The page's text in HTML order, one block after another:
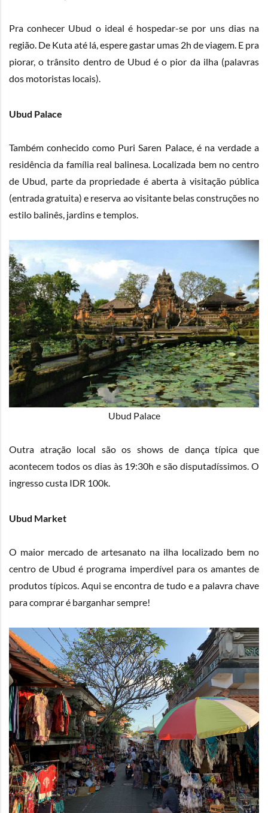
Pra conhecer Ubud o ideal é hospedar-se por uns dias na
região. De Kuta até lá, espere gastar umas 2h de viagem. E pra
piorar, o trânsito dentro de Ubud é o pior da ilha (palavras
dos motoristas locais).
Ubud Palace
Também conhecido como Puri Saren Palace, é na verdade a
residência da família real balinesa. Localizada bem no centro
de Ubud, parte da propriedade é aberta à visitação pública
(entrada gratuita) e reserva ao visitante belas construções no
estilo balinês, jardins e templos.
Ubud Palace
Outra atração local são os shows de dança típica que
acontecem todos os dias às 19:30h e são disputadíssimos. O
ingresso custa IDR 100k.
Ubud Market
O maior mercado de artesanato na ilha localizado bem no
centro de Ubud é programa imperdível para os amantes de
produtos típicos. Aqui se encontra de tudo e a palavra chave
para comprar é barganhar sempre!